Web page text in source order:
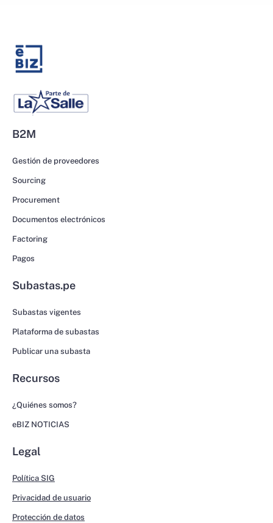
B2M
Gestión de proveedores
Sourcing
Procurement
Documentos electrónicos
Factoring
Pagos
Subastas.pe
Subastas vigentes
Plataforma de subastas
Publicar una subasta
Recursos
¿Quiénes somos?
eBIZ NOTICIAS
Legal
Política SIG
Privacidad de usuario
Protección de datos